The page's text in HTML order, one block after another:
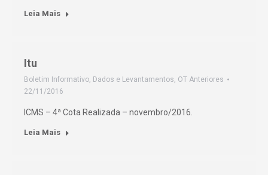
Leia Mais
Itu
Boletim Informativo, Dados e Levantamentos, OT Anteriores
22/11/2016
ICMS – 4ª Cota Realizada – novembro/2016.
Leia Mais